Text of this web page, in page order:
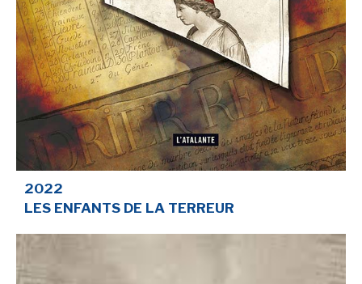
Mentions légales - Cookies - Publicités
Données personnelles - Plan du site
2022
LES ENFANTS DE LA TERREUR